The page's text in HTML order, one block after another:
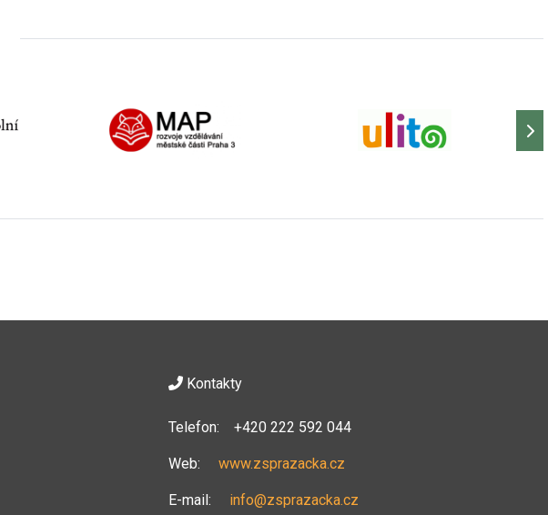
Kontakty
Telefon: +420 222 592 044
Web: www.zsprazacka.cz
E-mail: info@zsprazacka.cz